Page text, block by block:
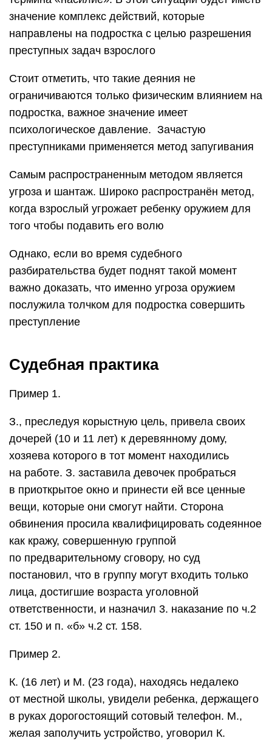
значение комплекс действий, которые
направлены на подростка с целью разрешения
преступных задач взрослого
Стоит отметить, что такие деяния не
ограничиваются только физическим влиянием на
подростка, важное значение имеет
психологическое давление. Зачастую
преступниками применяется метод запугивания
Самым распространенным методом является
угроза и шантаж. Широко распространён метод,
когда взрослый угрожает ребенку оружием для
того чтобы подавить его волю
Однако, если во время судебного
разбирательства будет поднят такой момент
важно доказать, что именно угроза оружием
послужила толчком для подростка совершить
преступление
Судебная практика
Пример 1.
З., преследуя корыстную цель, привела своих
дочерей (10 и 11 лет) к деревянному дому,
хозяева которого в тот момент находились
на работе. З. заставила девочек пробраться
в приоткрытое окно и принести ей все ценные
вещи, которые они смогут найти. Сторона
обвинения просила квалифицировать содеянное
как кражу, совершенную группой
по предварительному сговору, но суд
постановил, что в группу могут входить только
лица, достигшие возраста уголовной
ответственности, и назначил 3. наказание по ч.2
ст. 150 и п. «б» ч.2 ст. 158.
Пример 2.
К. (16 лет) и М. (23 года), находясь недалеко
от местной школы, увидели ребенка, держащего
в руках дорогостоящий сотовый телефон. М.,
желая заполучить устройство, уговорил К.